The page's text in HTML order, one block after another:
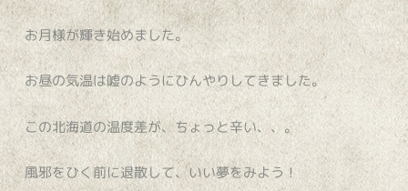
お月様が輝き始めました。
お昼の気温は嘘のようにひんやりしてきました。
この北海道の温度差が、ちょっと辛い、、。
風邪をひく前に退散して、いい夢をみよう！